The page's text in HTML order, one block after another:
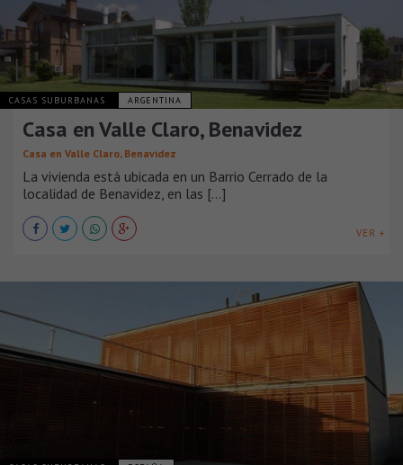
CASAS SUBURBANAS ARGENTINA
Casa en Valle Claro, Benavidez
Casa en Valle Claro, Benavidez
La vivienda está ubicada en un Barrio Cerrado de la
localidad de Benavidez, en las [...]
VER +